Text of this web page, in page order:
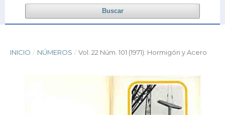
Buscar
INICIO / NÚMEROS / Vol. 22 Núm. 101 (1971): Hormigón y Acero